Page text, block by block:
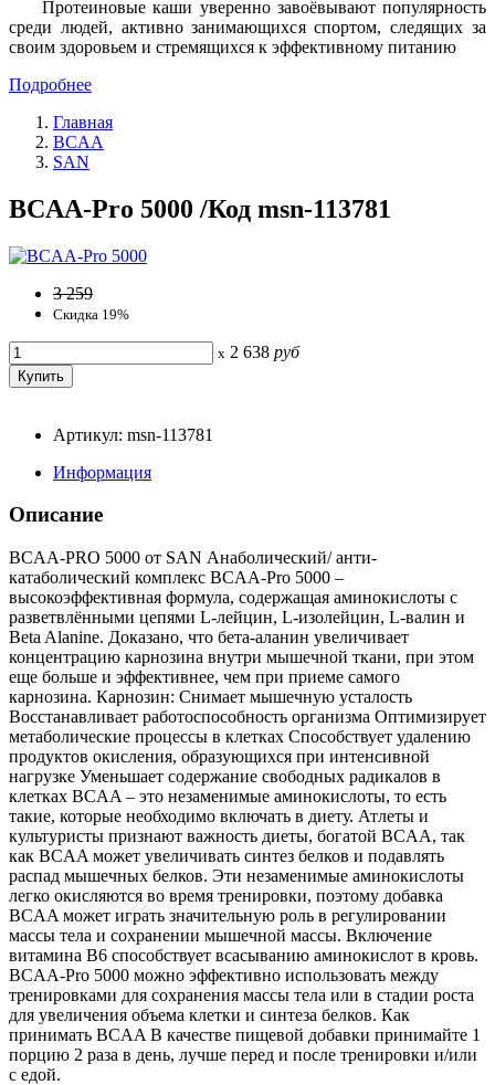
Протеиновые каши уверенно завоёвывают популярность
среди людей, активно занимающихся спортом, следящих за
своим здоровьем и стремящихся к эффективному питанию
Подробнее
Главная
BCAA
SAN
BCAA-Pro 5000 /Код msn-113781
3 259
Скидка 19%
x 2 638 руб
Артикул: msn-113781
Информация
Описание
BCAA-PRO 5000 от SAN Анаболический/ анти-
катаболический комплекс BCAA-Pro 5000 –
высокоэффективная формула, содержащая аминокислоты с
разветвлёнными цепями L-лейцин, L-изолейцин, L-валин и
Beta Alanine. Доказано, что бета-аланин увеличивает
концентрацию карнозина внутри мышечной ткани, при этом
еще больше и эффективнее, чем при приеме самого
карнозина. Карнозин: Снимает мышечную усталость
Восстанавливает работоспособность организма Оптимизирует
метаболические процессы в клетках Способствует удалению
продуктов окисления, образующихся при интенсивной
нагрузке Уменьшает содержание свободных радикалов в
клетках BCAA – это незаменимые аминокислоты, то есть
такие, которые необходимо включать в диету. Атлеты и
культуристы признают важность диеты, богатой BCAA, так
как BCAA может увеличивать синтез белков и подавлять
распад мышечных белков. Эти незаменимые аминокислоты
легко окисляются во время тренировки, поэтому добавка
BCAA может играть значительную роль в регулировании
массы тела и сохранении мышечной массы. Включение
витамина B6 способствует всасыванию аминокислот в кровь.
BCAA-Pro 5000 можно эффективно использовать между
тренировками для сохранения массы тела или в стадии роста
для увеличения объема клетки и синтеза белков. Как
принимать BCAA В качестве пищевой добавки принимайте 1
порцию 2 раза в день, лучше перед и после тренировки и/или
с едой.